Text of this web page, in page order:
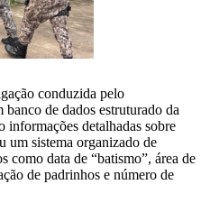
conduzida pelo
de dados estruturado da
informações detalhadas sobre
um sistema organizado de
como data de “batismo”, área de
de padrinhos e número de